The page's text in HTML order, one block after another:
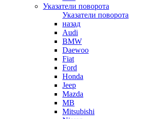
Указатели поворота
Указатели поворота
назад
Audi
BMW
Daewoo
Fiat
Ford
Honda
Jeep
Mazda
MB
Mitsubishi